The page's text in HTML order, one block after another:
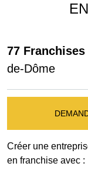
77
de-Dôme
Créer une
en franchise avec :